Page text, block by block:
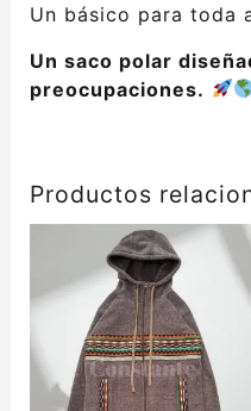
Un básico para toda
Un saco polar
preocupaciones.
Productos